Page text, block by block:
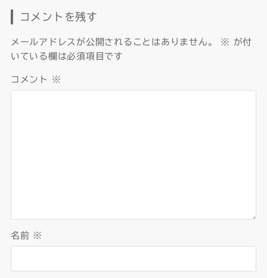
コメントを残す
メールアドレスが公開されることはありません。 ※ が付
いている欄は必須項目です
コメント ※
名前 ※